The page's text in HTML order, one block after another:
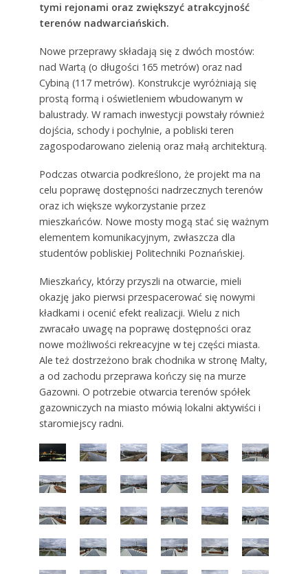
tymi rejonami oraz zwiększyć atrakcyjność
terenów nadwarciańskich.
Nowe przeprawy składają się z dwóch mostów:
nad Wartą (o długości 165 metrów) oraz nad
Cybiną (117 metrów). Konstrukcje wyróżniają się
prostą formą i oświetleniem wbudowanym w
balustrady. W ramach inwestycji powstały również
dojścia, schody i pochylnie, a pobliski teren
zagospodarowano zielenią oraz małą architekturą.
Podczas otwarcia podkreślono, że projekt ma na
celu poprawę dostępności nadrzecznych terenów
oraz ich większe wykorzystanie przez
mieszkańców. Nowe mosty mogą stać się ważnym
elementem komunikacyjnym, zwłaszcza dla
studentów pobliskiej Politechniki Poznańskiej.
Mieszkańcy, którzy przyszli na otwarcie, mieli
okazję jako pierwsi przespacerować się nowymi
kładkami i ocenić efekt realizacji. Wielu z nich
zwracało uwagę na poprawę dostępności oraz
nowe możliwości rekreacyjne w tej części miasta.
Ale też dostrzeżono brak chodnika w stronę Malty,
a od zachodu przeprawa kończy się na murze
Gazowni. O potrzebie otwarcia terenów spółek
gazowniczych na miasto mówią lokalni aktywiści i
staromiejscy radni.